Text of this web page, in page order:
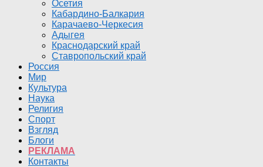
Осетия
Кабардино-Балкария
Карачаево-Черкесия
Адыгея
Краснодарский край
Ставропольский край
Россия
Мир
Культура
Наука
Религия
Спорт
Взгляд
Блоги
РЕКЛАМА
Контакты